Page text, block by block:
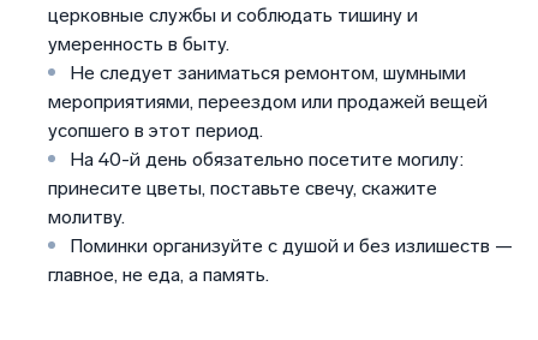
церковные службы и соблюдать тишину и
умеренность в быту.
Не следует заниматься ремонтом, шумными
мероприятиями, переездом или продажей вещей
усопшего в этот период.
На 40-й день обязательно посетите могилу:
принесите цветы, поставьте свечу, скажите
молитву.
Поминки организуйте с душой и без излишеств —
главное, не еда, а память.